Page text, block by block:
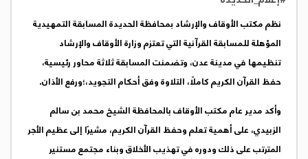
نظم مكتب الأوقاف والإرشاد بمحافظة الحديدة المسابقة التمهيدية
المؤهلة للمسابقة القرآنية التي تعتزم وزارة الأوقاف والإرشاد
تنظيمها في مدينة عدن، وتضمنت المسابقة ثلاثة محاور رئيسية،
حفظ القرآن الكريم كاملًا، التلاوة وفق أحكام التجويد،؛ورفع الأذان.
وأكد مدير عام مكتب الأوقاف بالمحافظة الشيخ محمد بن سالم
الزبيدي، على أهمية تعلم وحفظ القرآن الكريم، مشيرًا إلى عظيم الأجر
المترتب على ذلك ودوره في تهذيب الأخلاق وبناء مجتمع مستنير